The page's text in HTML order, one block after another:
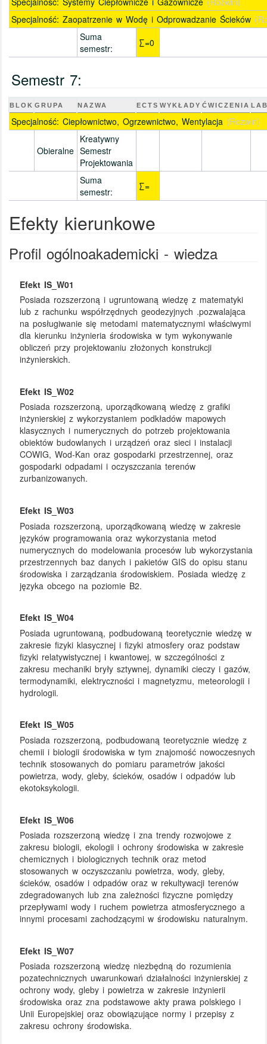
Specjalność: Zaopatrzenie w Wodę i Odprowadzanie Ścieków
Suma
semestr:
∑=0
Semestr 7:
BLOK GRUPA NAZWA ECTS WYKŁADY ĆWICZENIA
Specjalność: Ciepłownictwo, Ogrzewnictwo, Wentylacja (Rozwiń)
Obieralne
Kreatywny
Semestr
Projektowania
Suma
semestr:
∑=
Efekty kierunkowe
Profil ogólnoakademicki - wiedza
Efekt IS_W01
Posiada rozszerzoną i ugruntowaną wiedzę z matematyki
lub z rachunku współrzędnych geodezyjnych .pozwalająca
na posługiwanie się metodami matematycznymi właściwymi
dla kierunku inżynieria środowiska w tym wykonywanie
obliczeń przy projektowaniu złożonych konstrukcji
inżynierskich.
Efekt IS_W02
Posiada rozszerzoną, uporządkowaną wiedzę z grafiki
inżynierskiej z wykorzystaniem podkładów mapowych
klasycznych i numerycznych do potrzeb projektowania
obiektów budowlanych i urządzeń oraz sieci i instalacji
COWIG, Wod-Kan oraz gospodarki przestrzennej, oraz
gospodarki odpadami i oczyszczania terenów
zurbanizowanych.
Efekt IS_W03
Posiada rozszerzoną, uporządkowaną wiedzę w zakresie
języków programowania oraz wykorzystania metod
numerycznych do modelowania procesów lub wykorzystania
przestrzennych baz danych i pakietów GIS do opisu stanu
środowiska i zarządzania środowiskiem. Posiada wiedzę z
języka obcego na poziomie B2.
Efekt IS_W04
Posiada ugruntowaną, podbudowaną teoretycznie wiedzę w
zakresie fizyki klasycznej i fizyki atmosfery oraz podstaw
fizyki relatywistycznej i kwantowej, w szczególności z
zakresu mechaniki bryły sztywnej, dynamiki cieczy i gazów,
termodynamiki, elektryczności i magnetyzmu, meteorologii i
hydrologii.
Efekt IS_W05
Posiada rozszerzoną, podbudowaną teoretycznie wiedzę z
chemii i biologii środowiska w tym znajomość nowoczesnych
technik stosowanych do pomiaru parametrów jakości
powietrza, wody, gleby, ścieków, osadów i odpadów lub
ekotoksykologii.
Efekt IS_W06
Posiada rozszerzoną wiedzę i zna trendy rozwojowe z
zakresu biologii, ekologii i ochrony środowiska w zakresie
chemicznych i biologicznych technik oraz metod
stosowanych w oczyszczaniu powietrza, wody, gleby,
ścieków, osadów i odpadów oraz w rekultywacji terenów
zdegradowanych lub zna zależności fizyczne pomiędzy
przepływami wody i ruchem powietrza atmosferycznego a
innymi procesami zachodzącymi w środowisku naturalnym.
Efekt IS_W07
Posiada rozszerzoną wiedzę niezbędną do rozumienia
pozatechnicznych uwarunkowań działalności inżynierskiej z
ochrony wody, gleby i powietrza w zakresie inżynierii
środowiska oraz zna podstawowe akty prawa polskiego i
Unii Europejskiej oraz obowiązujące normy i przepisy z
zakresu ochrony środowiska.